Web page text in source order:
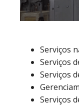
Serviços
Serviços
Serviços
Serviços